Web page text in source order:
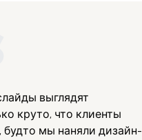
выглядят
круто, что клиенты
будто мы наняли дизайн-